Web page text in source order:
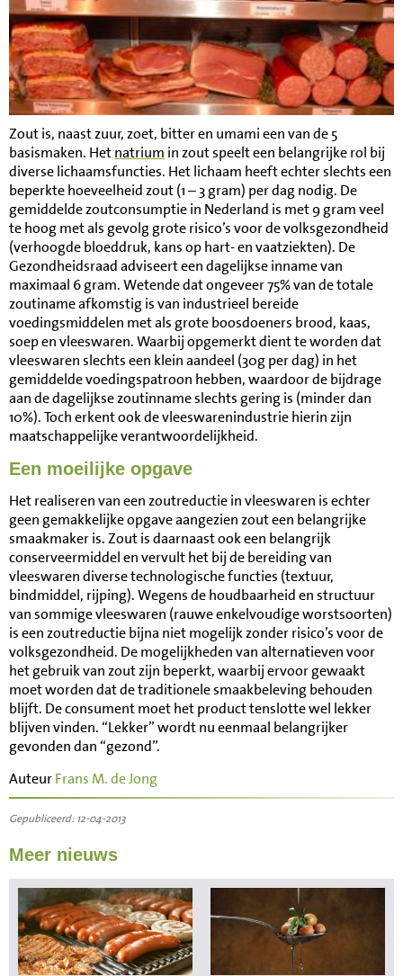
Zout is, naast zuur, zoet, bitter en umami een van de 5
basismaken. Hetnatrium in zout speelt een belangrijke rol bij
diverse lichaamsfuncties. Het lichaam heeft echter slechts een
beperkte hoeveelheid zout (1 – 3 gram) per dag nodig. De
gemiddelde zoutconsumptie in Nederland is met 9 gram veel
te hoog met als gevolg grote risico’s voor de volksgezondheid
(verhoogde bloeddruk, kans op hart- en vaatziekten). De
Gezondheidsraad adviseert een dagelijkse inname van
maximaal 6 gram. Wetende dat ongeveer 75% van de totale
zoutiname afkomstig is van industrieel bereide
voedingsmiddelen met als grote boosdoeners brood, kaas,
soep en vleeswaren. Waarbij opgemerkt dient te worden dat
vleeswaren slechts een klein aandeel (30g per dag) in het
gemiddelde voedingspatroon hebben, waardoor de bijdrage
aan de dagelijkse zoutinname slechts gering is (minder dan
10%). Toch erkent ook de vleeswarenindustrie hierin zijn
maatschappelijke verantwoordelijkheid.
Een moeilijke opgave
Het realiseren van een zoutreductie in vleeswaren is echter
geen gemakkelijke opgave aangezien zout een belangrijke
smaakmaker is. Zout is daarnaast ook een belangrijk
conserveermiddel en vervult het bij de bereiding van
vleeswaren diverse technologische functies (textuur,
bindmiddel, rijping). Wegens de houdbaarheid en structuur
van sommige vleeswaren (rauwe enkelvoudige worstsoorten)
is een zoutreductie bijna niet mogelijk zonder risico’s voor de
volksgezondheid. De mogelijkheden van alternatieven voor
het gebruik van zout zijn beperkt, waarbij ervoor gewaakt
moet worden dat de traditionele smaakbeleving behouden
blijft. De consument moet het product tenslotte wel lekker
blijven vinden. “Lekker” wordt nu eenmaal belangrijker
gevonden dan “gezond”.
AuteurFrans M. de Jong
Gepubliceerd: 12-04-2013
Meer nieuws